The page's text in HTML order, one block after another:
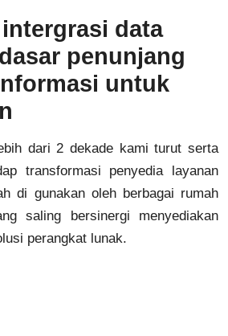
data
penunjang
untuk
dari 2 dekade kami turut serta
transformasi penyedia layanan
di gunakan oleh berbagai rumah
saling bersinergi menyediakan
perangkat lunak.